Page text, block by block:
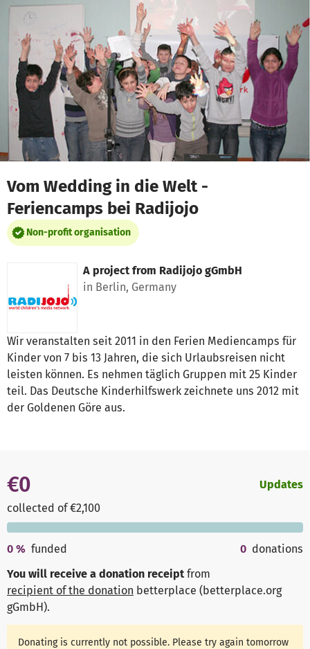
Skip to main content
Show accessibility statement
Vom Wedding in die Welt -
Feriencamps bei Radijojo
Non-profit organisation
A project from Radijojo gGmbH
in Berlin, Germany
Wir veranstalten seit 2011 in den Ferien Mediencamps für
Kinder von 7 bis 13 Jahren, die sich Urlaubsreisen nicht
leisten können. Es nehmen täglich Gruppen mit 25 Kinder
teil. Das Deutsche Kinderhilfswerk zeichnete uns 2012 mit
der Goldenen Göre aus.
€0
collected of €2,100
Updates
0 % funded 0 donations
You will receive a donation receipt from
recipient of the donation betterplace (betterplace.org
gGmbH).
Donating is currently not possible. Please try again tomorrow